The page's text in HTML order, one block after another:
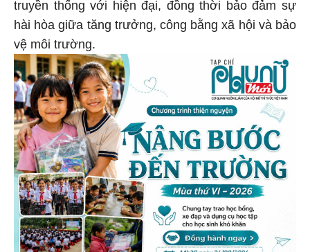
truyền thống với hiện đại, đồng thời bảo đảm sự
hài hòa giữa tăng trưởng, công bằng xã hội và bảo
vệ môi trường.